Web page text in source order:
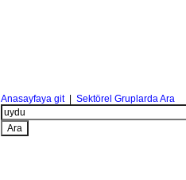
Anasayfaya git| Sektörel Gruplarda Ara